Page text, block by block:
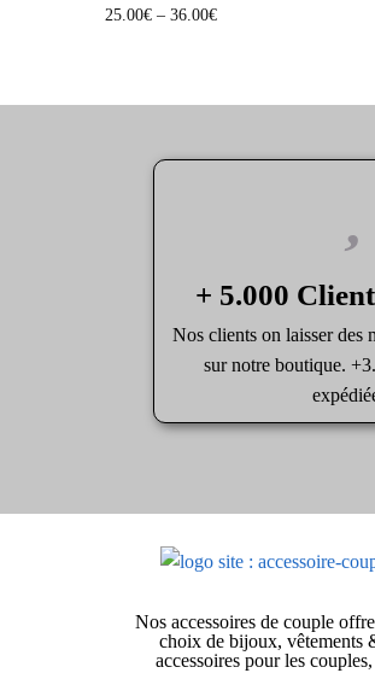
25.00€ –36.00€
+ 5.000
Nos clients on laisser des
sur notre boutique.
Nos accessoires de couple
choix de bijoux, vêtements
accessoires pour les